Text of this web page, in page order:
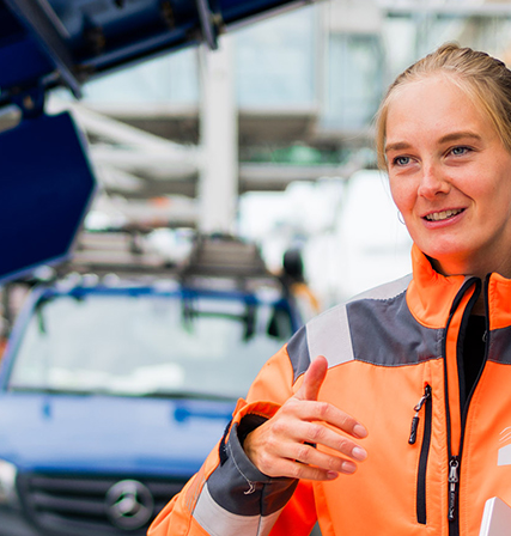
Center der HPA
aller Verkehrsmeldungen im Hafen am